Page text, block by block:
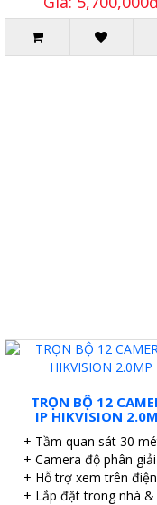
TRỌN BỘ 12
IP HIKVISION
+ Tầm quan sát 30
+ Camera độ phân giải
+ Hỗ trợ xem trên điện
+ Lắp đặt trong nhà &